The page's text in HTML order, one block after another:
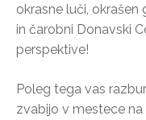
okrasne luči,
in čarobni Donavski
perspektive!
Poleg tega vas
zvabijo v mestece